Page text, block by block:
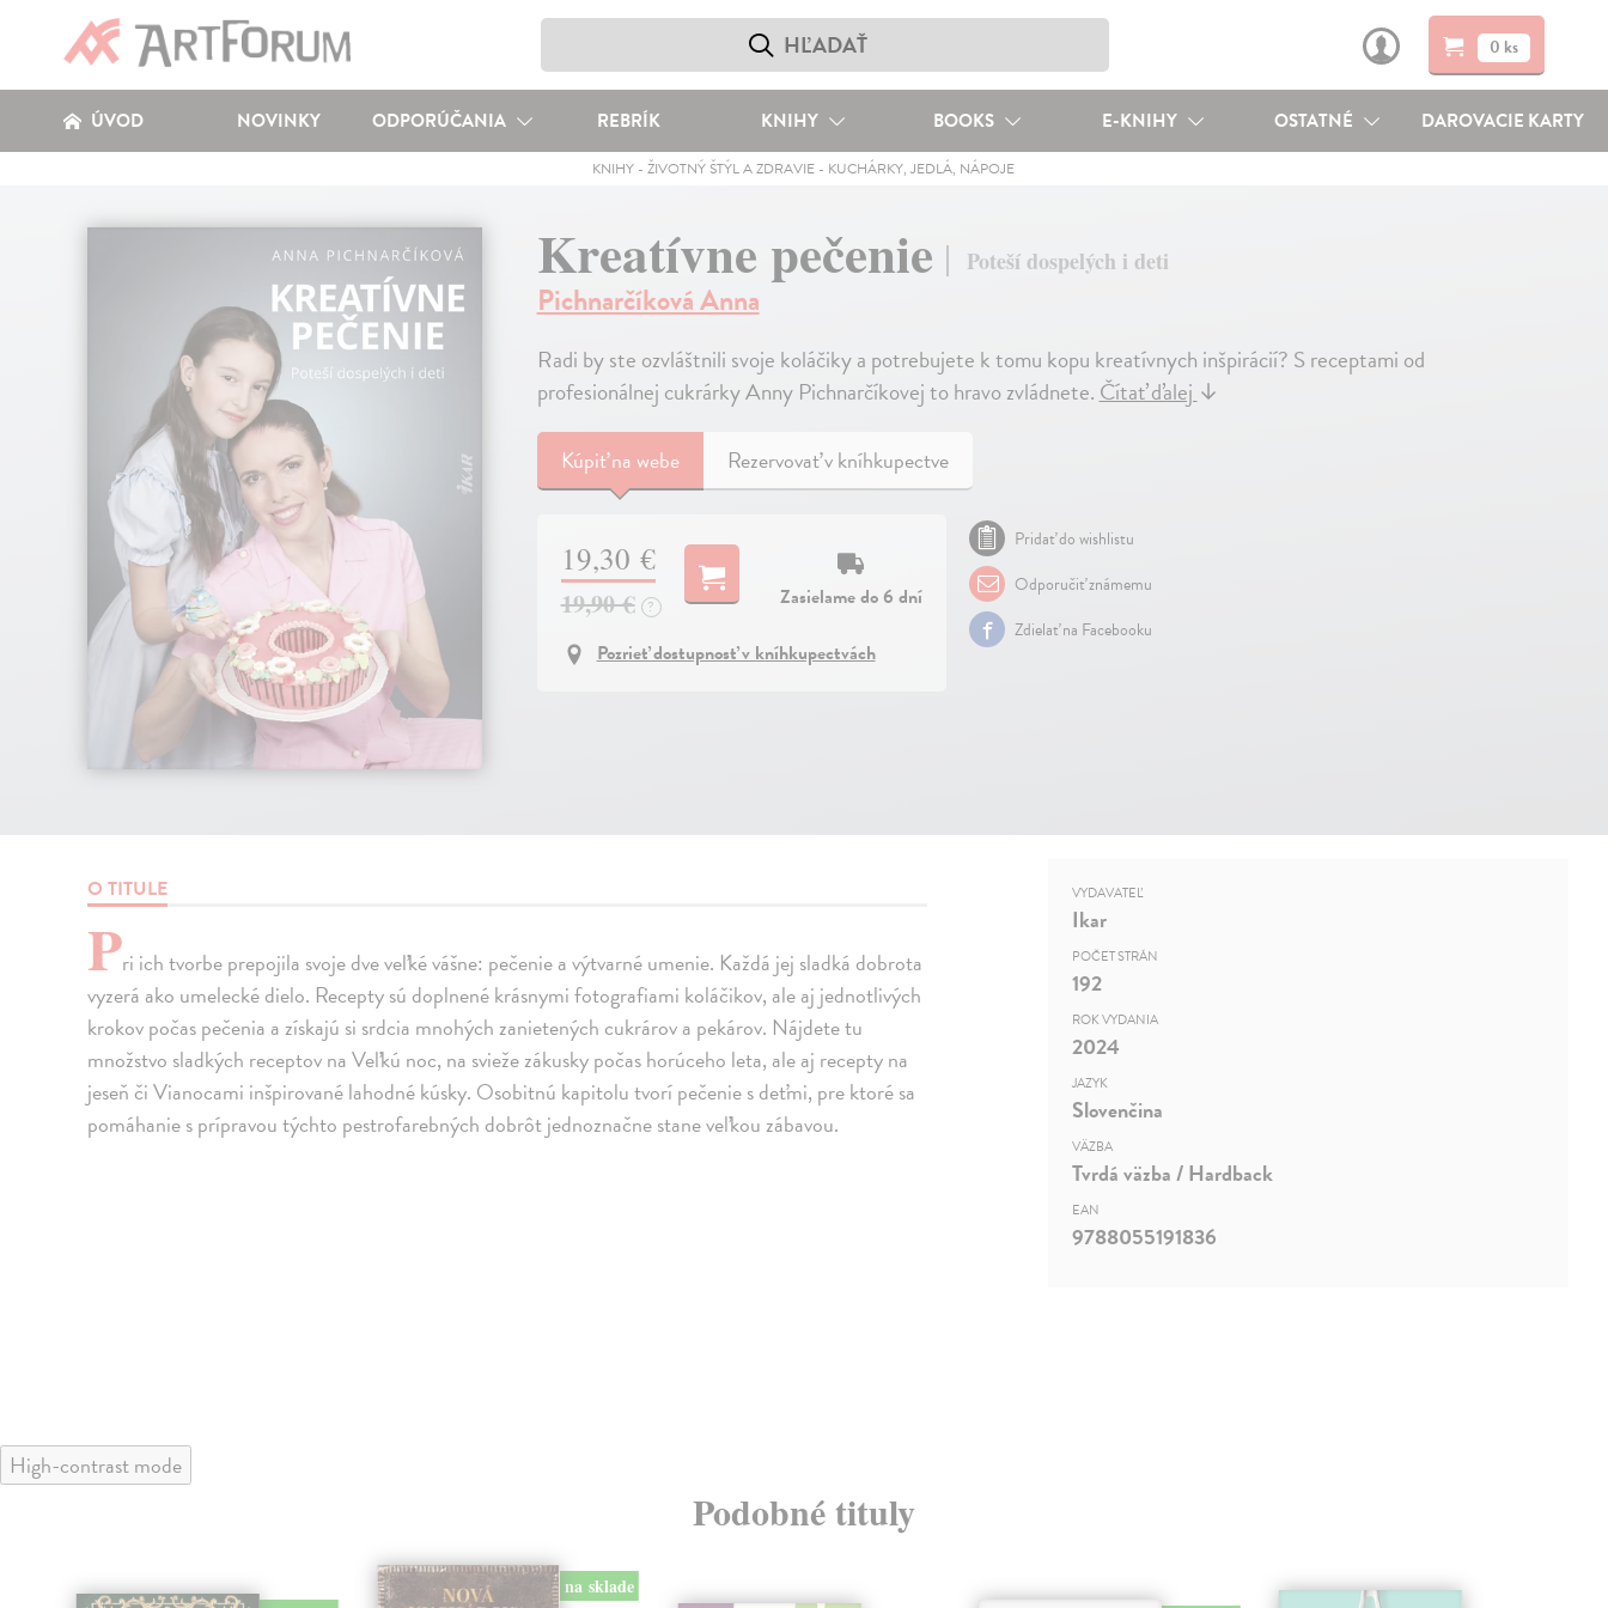
0 ks
ÚVOD NOVINKY ODPORÚČANIA REBRÍK KNIHY BOOKS E-KNIHY OSTATNÉ DAROVACIE KARTY
KNIHY -ŽIVOTNÝ ŠTÝL A ZDRAVIE - KUCHÁRKY, JEDLÁ, NÁPOJE
Kreatívne pečenie Poteší dospelých i deti
Pichnarčíková Anna
Radi by ste ozvláštnili svoje koláčiky a potrebujete k tomu kopu kreatívnych inšpirácií? S receptami od
profesionálnej cukrárky Anny Pichnarčíkovej to hravo zvládnete.Čítať ďalej↓
Kúpiťna webe Rezervovať v kníhkupectve
19,30 €
19,90 € ?
Zasielame do 6 dní
Pozrieť dostupnosť v kníhkupectvách
Pridať do wishlistu
Odporučiť známemu
Zdielať na Facebooku
O TITULE
Pri ich tvorbe prepojila svoje dve veľké vášne: pečenie a výtvarné umenie. Každá jej sladká dobrota
vyzerá ako umelecké dielo. Recepty sú doplnené krásnymi fotografiami koláčikov, ale aj jednotlivých
krokov počas pečenia a získajú si srdcia mnohých zanietených cukrárov a pekárov. Nájdete tu
množstvo sladkých receptov na Veľkú noc, na svieže zákusky počas horúceho leta, ale aj recepty na
jeseň či Vianocami inšpirované lahodné kúsky. Osobitnú kapitolu tvorí pečenie s deťmi, pre ktoré sa
pomáhanie s prípravou týchto pestrofarebných dobrôt jednoznačne stane veľkou zábavou.
VYDAVATEĽ
Ikar
POČET STRÁN
192
ROK VYDANIA
2024
JAZYK
Slovenčina
VÄZBA
Tvrdá väzba / Hardback
EAN
9788055191836
High-contrast mode
Podobné tituly
na sklade